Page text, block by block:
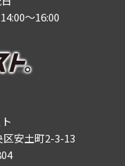
～16:00
区安土町2-3-13